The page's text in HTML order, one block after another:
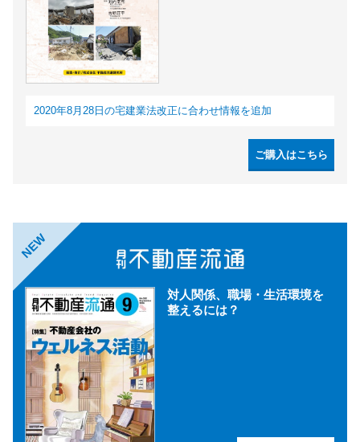
2020年8月28日の宅建業法改正に合わせ情報を追加
ご購入はこちら
NEW
対人関係、職場・生活環境を
整えるには？